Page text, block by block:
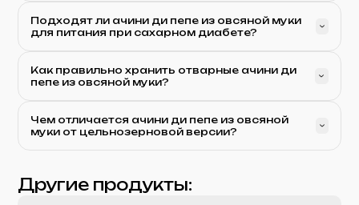
Подходят ли ачини ди пепе из овсяной муки
для питания при сахарном диабете?
Как правильно хранить отварные ачини ди
пепе из овсяной муки?
Чем отличается ачини ди пепе из овсяной
муки от цельнозерновой версии?
Другие продукты: